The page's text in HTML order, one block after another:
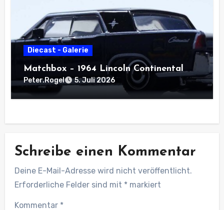
Diecast - Galerie
Matchbox – 1964 Lincoln Continental
Peter.Rogel 5. Juli 2026
Schreibe einen Kommentar
Deine E-Mail-Adresse wird nicht veröffentlicht.
Erforderliche Felder sind mit * markiert
Kommentar *